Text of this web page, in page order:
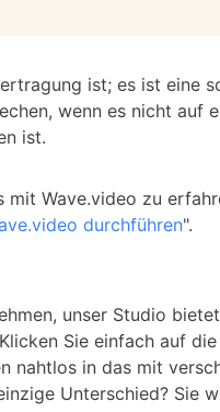
ist; es ist eine
wenn es nicht auf
ist.
mit Wave.video zu
durchführen".
unser Studio
Sie einfach auf die
nahtlos in das mit
Unterschied? Sie